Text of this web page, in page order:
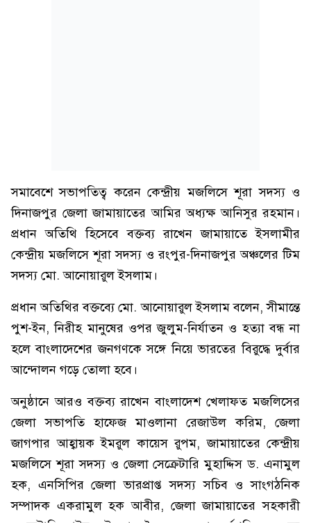
সমাবেশে সভাপতিত্ব করেন কেন্দ্রীয় মজলিসে শূরা সদস্য ও
দিনাজপুর জেলা জামায়াতের আমির অধ্যক্ষ আনিসুর রহমান।
প্রধান অতিথি হিসেবে বক্তব্য রাখেন জামায়াতে ইসলামীর
কেন্দ্রীয় মজলিসে শূরা সদস্য ও রংপুর-দিনাজপুর অঞ্চলের টিম
সদস্য মো. আনোয়ারুল ইসলাম।
প্রধান অতিথির বক্তব্যে মো. আনোয়ারুল ইসলাম বলেন, সীমান্তে
পুশ-ইন, নিরীহ মানুষের ওপর জুলুম-নির্যাতন ও হত্যা বন্ধ না
হলে বাংলাদেশের জনগণকে সঙ্গে নিয়ে ভারতের বিরুদ্ধে দুর্বার
আন্দোলন গড়ে তোলা হবে।
অনুষ্ঠানে আরও বক্তব্য রাখেন বাংলাদেশ খেলাফত মজলিসের
জেলা সভাপতি হাফেজ মাওলানা রেজাউল করিম, জেলা
জাগপার আহ্বায়ক ইমরুল কায়েস রুপম, জামায়াতের কেন্দ্রীয়
মজলিসে শূরা সদস্য ও জেলা সেক্রেটারি মুহাদ্দিস ড. এনামুল
হক, এনসিপির জেলা ভারপ্রাপ্ত সদস্য সচিব ও সাংগঠনিক
সম্পাদক একরামুল হক আবীর, জেলা জামায়াতের সহকারী